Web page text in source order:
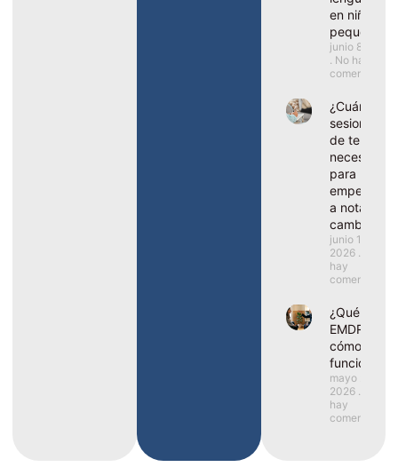
en niños
pequeños?
junio 8, 2026
No hay
comentarios
¿Cuántas
sesiones
de terapia
necesito
para
empezar
a notar
cambios?
junio 1,
2026
hay
comentarios
¿Qué es el
EMDR y
cómo
funciona?
mayo 25,
2026
hay
comentarios